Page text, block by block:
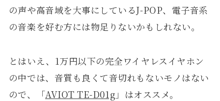
の声や高音域を大事にしているJ-POP、電子音系
の音楽を好む方には物足りないかもしれない。
とはいえ、1万円以下の完全ワイヤレスイヤホン
の中では、音質も良くて音切れもないモノはない
ので、「AVIOT TE-D01g 」はオススメ。